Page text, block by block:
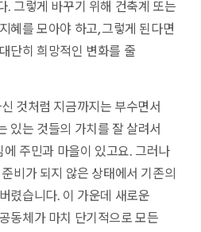
. 그렇게 바꾸기 위해 건축계 또는
혜를 모아야 하고, 그렇게 된다면
단히 희망적인 변화를 줄
것처럼 지금까지는 부수면서
있는 것들의 가치를 잘 살려서
주민과 마을이 있고요. 그러나
비가 되지 않은 상태에서 기존의
렸습니다. 이 가운데 새로운
동체가 마치 단기적으로 모든